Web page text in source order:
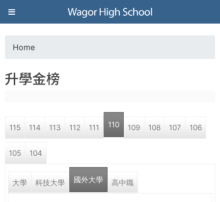
Jump to navigation
葳
格
高
學
o
a
r
e
Home
升學金榜
115 114 113 112 111 110 109 108 107 106
105 104
大學 科技大學 國外大學 高中職